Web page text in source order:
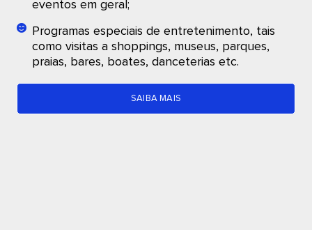
eventos em geral;
Programas especiais de entretenimento, tais
como visitas a shoppings, museus, parques,
praias, bares, boates, danceterias etc.
SAIBA MAIS